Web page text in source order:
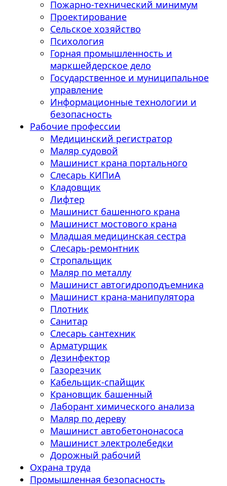
Пожарно-технический минимум
Проектирование
Сельское хозяйство
Психология
Горная промышленность и
маркшейдерское дело
Государственное и муниципальное
управление
Информационные технологии и
безопасность
Рабочие профессии
Медицинский регистратор
Маляр судовой
Машинист крана портального
Слесарь КИПиА
Кладовщик
Лифтер
Машинист башенного крана
Машинист мостового крана
Младшая медицинская сестра
Слесарь-ремонтник
Стропальщик
Маляр по металлу
Машинист автогидроподъемника
Машинист крана-манипулятора
Плотник
Санитар
Слесарь сантехник
Арматурщик
Дезинфектор
Газорезчик
Кабельщик-спайщик
Крановщик башенный
Лаборант химического анализа
Маляр по дереву
Машинист автобетононасоса
Машинист электролебедки
Дорожный рабочий
Охрана труда
Промышленная безопасность